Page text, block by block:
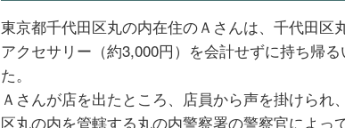
東京都千代田区丸の内在住のＡさんは、千代田区
アクセサリー（約3,000円）を会計せずに持ち帰
た。
Ａさんが店を出たところ、店員から声を掛けら
区丸の内を管轄する丸の内警察署の警察官によっ